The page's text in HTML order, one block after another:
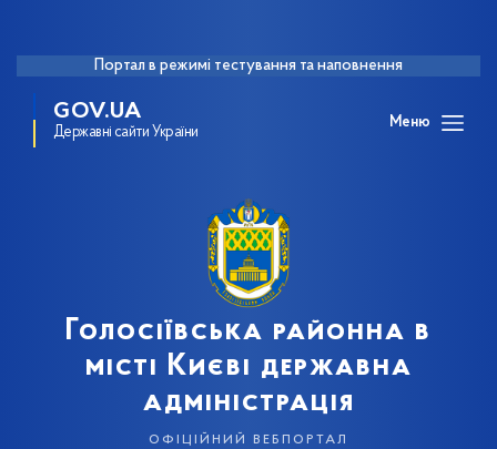
Портал в режимі тестування та наповнення
GOV.UA
Державні сайти України
Меню
Голосіївська районна в
місті Києві державна
адміністрація
офіційний вебпортал